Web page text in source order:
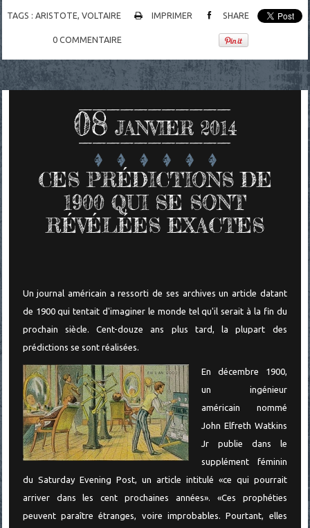
TAGS :ARISTOTE,VOLTAIRE IMPRIMER SHARE
0 COMMENTAIRE
08 JANVIER 2014
CES PRÉDICTIONS DE
1900 QUI SE SONT
RÉVÉLÉES EXACTES
Un journal américain a ressorti de ses archives un article datant
de 1900 qui tentait d'imaginer le monde tel qu'il serait à la fin du
prochain siècle. Cent-douze ans plus tard, la plupart des
prédictions se sont réalisées.
En décembre 1900,
un ingénieur
américain nommé
John Elfreth Watkins
Jr publie dans le
supplément féminin
du Saturday Evening Post, un article intitulé «ce qui pourrait
arriver dans les cent prochaines années». «Ces prophéties
peuvent paraître étranges, voire improbables. Pourtant, elles